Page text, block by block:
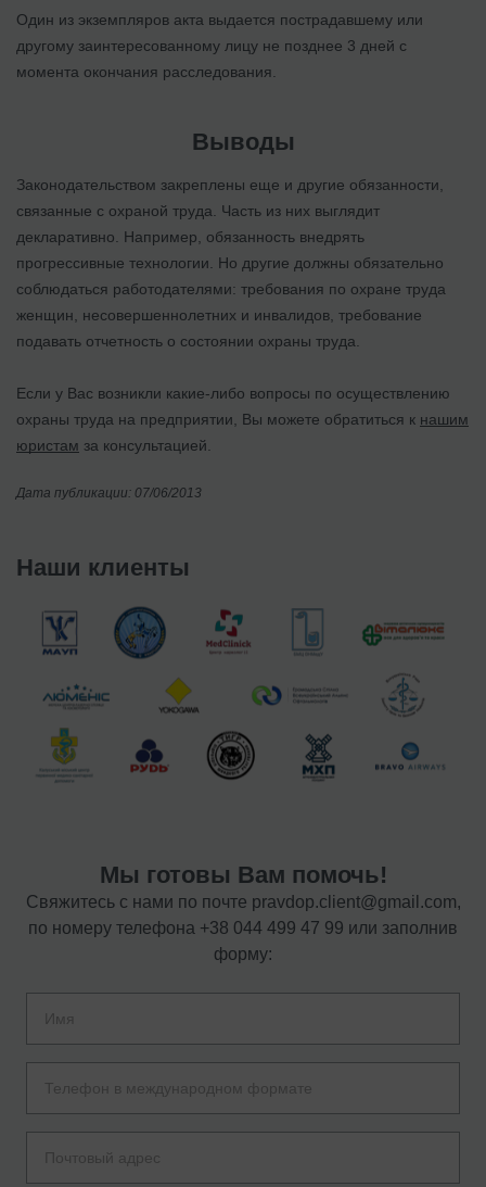
Один из экземпляров акта выдается пострадавшему или
другому заинтересованному лицу не позднее 3 дней с
момента окончания расследования.
Выводы
Законодательством закреплены еще и другие обязанности,
связанные с охраной труда. Часть из них выглядит
декларативно. Например, обязанность внедрять
прогрессивные технологии. Но другие должны обязательно
соблюдаться работодателями: требования по охране труда
женщин, несовершеннолетних и инвалидов, требование
подавать отчетность о состоянии охраны труда.
Если у Вас возникли какие-либо вопросы по осуществлению
охраны труда на предприятии, Вы можете обратиться к нашим
юристам за консультацией.
Дата публикации: 07/06/2013
Наши клиенты
Мы готовы Вам помочь!
Свяжитесь с нами по почте pravdop.client@gmail.com,
по номеру телефона +38 044 499 47 99 или заполнив
форму: